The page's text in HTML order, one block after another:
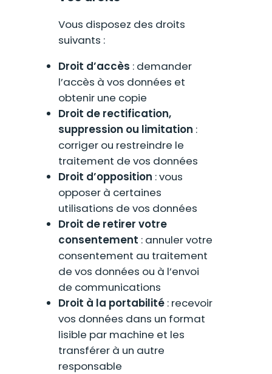
Vous disposez des droits
suivants :
Droit d’accès : demander
l’accès à vos données et
obtenir une copie
Droit de rectification,
suppression ou limitation :
corriger ou restreindre le
traitement de vos données
Droit d’opposition : vous
opposer à certaines
utilisations de vos données
Droit de retirer votre
consentement : annuler votre
consentement au traitement
de vos données ou à l’envoi
de communications
Droit à la portabilité : recevoir
vos données dans un format
lisible par machine et les
transférer à un autre
responsable